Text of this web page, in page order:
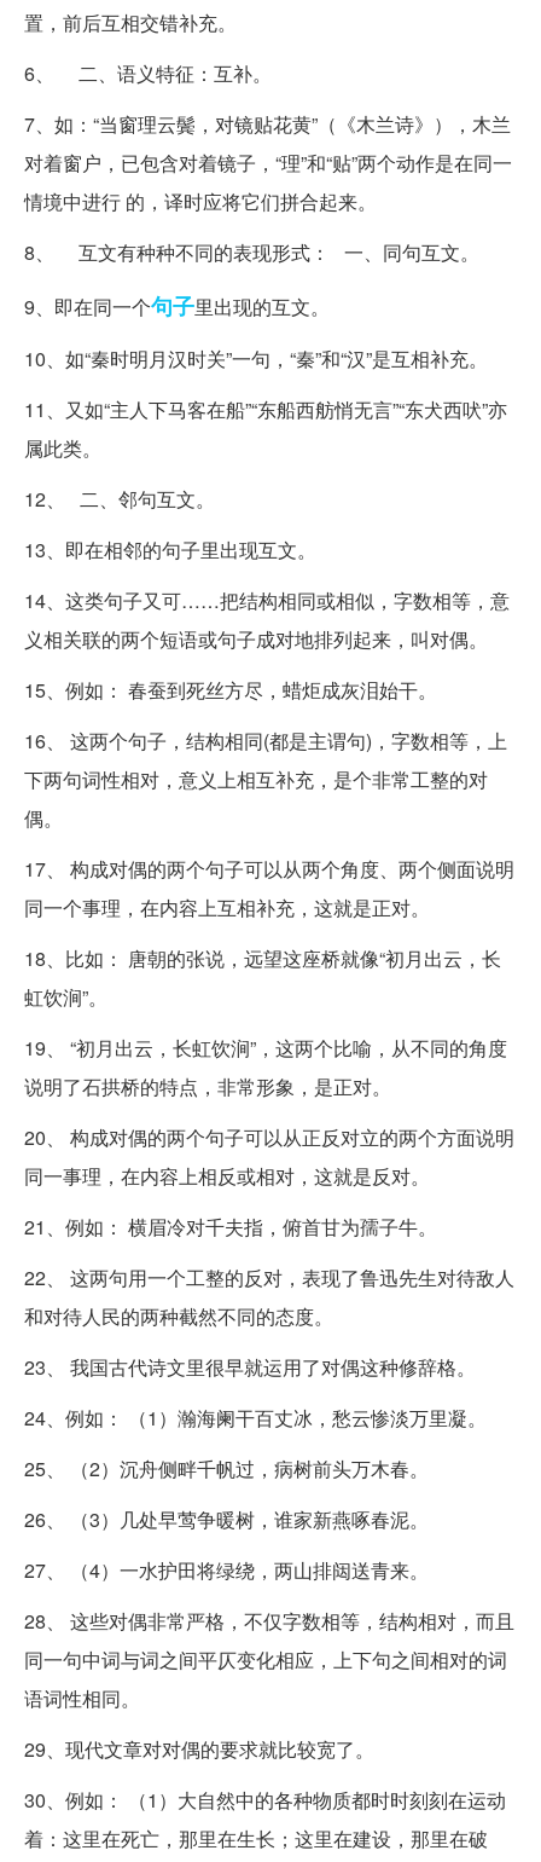
置，前后互相交错补充。
6、 二、语义特征：互补。
7、如：“当窗理云鬓，对镜贴花黄”（《木兰诗》），木兰
对着窗户，已包含对着镜子，“理”和“贴”两个动作是在同一
情境中进行 的，译时应将它们拼合起来。
8、 互文有种种不同的表现形式： 一、同句互文。
9、即在同一个句子里出现的互文。
10、如“秦时明月汉时关”一句，“秦”和“汉”是互相补充。
11、又如“主人下马客在船”“东船西舫悄无言”“东犬西吠”亦
属此类。
12、 二、邻句互文。
13、即在相邻的句子里出现互文。
14、这类句子又可……把结构相同或相似，字数相等，意
义相关联的两个短语或句子成对地排列起来，叫对偶。
15、例如： 春蚕到死丝方尽，蜡炬成灰泪始干。
16、 这两个句子，结构相同(都是主谓句)，字数相等，上
下两句词性相对，意义上相互补充，是个非常工整的对
偶。
17、 构成对偶的两个句子可以从两个角度、两个侧面说明
同一个事理，在内容上互相补充，这就是正对。
18、比如： 唐朝的张说，远望这座桥就像“初月出云，长
虹饮涧”。
19、 “初月出云，长虹饮涧”，这两个比喻，从不同的角度
说明了石拱桥的特点，非常形象，是正对。
20、 构成对偶的两个句子可以从正反对立的两个方面说明
同一事理，在内容上相反或相对，这就是反对。
21、例如： 横眉冷对千夫指，俯首甘为孺子牛。
22、 这两句用一个工整的反对，表现了鲁迅先生对待敌人
和对待人民的两种截然不同的态度。
23、 我国古代诗文里很早就运用了对偶这种修辞格。
24、例如： （1）瀚海阑干百丈冰，愁云惨淡万里凝。
25、 （2）沉舟侧畔千帆过，病树前头万木春。
26、 （3）几处早莺争暖树，谁家新燕啄春泥。
27、 （4）一水护田将绿绕，两山排闼送青来。
28、 这些对偶非常严格，不仅字数相等，结构相对，而且
同一句中词与词之间平仄变化相应，上下句之间相对的词
语词性相同。
29、现代文章对对偶的要求就比较宽了。
30、例如： （1）大自然中的各种物质都时时刻刻在运动
着：这里在死亡，那里在生长；这里在建设，那里在破